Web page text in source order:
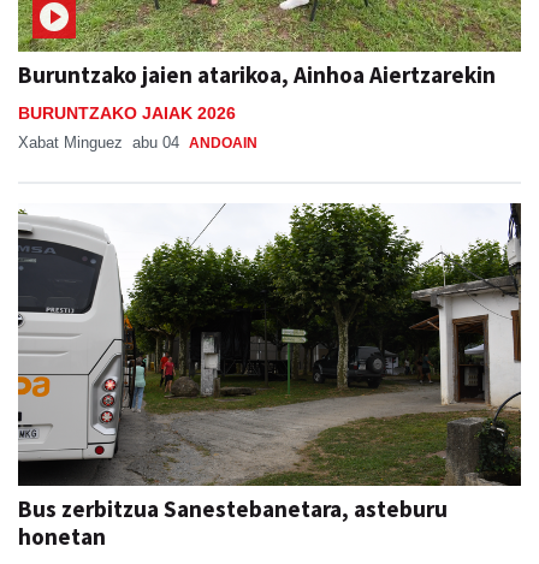
Buruntzako jaien atarikoa, Ainhoa Aiertzarekin
BURUNTZAKO JAIAK 2026
Xabat Minguez abu 04 ANDOAIN
Bus zerbitzua Sanestebanetara, asteburu
honetan